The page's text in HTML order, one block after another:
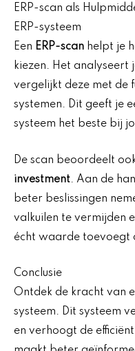
ERP-scan als
ERP-systeem
Een ERP-scan helpt je
kiezen. Het analyseert
vergelijkt deze met de
systemen. Dit geeft je
systeem het beste bij
De scan beoordeelt
investment. Aan de
beter beslissingen
valkuilen te vermijden
écht waarde toevoegt
Conclusie
Ontdek de kracht van
systeem. Dit systeem
en verhoogt de